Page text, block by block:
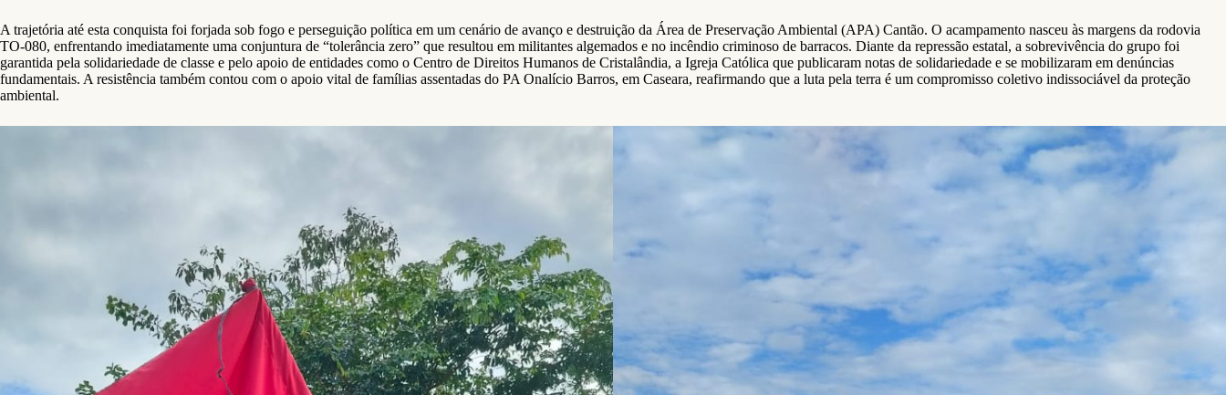
A trajetória até esta conquista foi forjada sob fogo e perseguição política em um cenário de avanço e destruição da Área de Preservação Ambiental (APA) Cantão. O acampamento nasceu às margens da rodovia
TO-080, enfrentando imediatamente uma conjuntura de “tolerância zero” que resultou em militantes algemados e no incêndio criminoso de barracos. Diante da repressão estatal, a sobrevivência do grupo foi
garantida pela solidariedade de classe e pelo apoio de entidades como o Centro de Direitos Humanos de Cristalândia, a Igreja Católica que publicaram notas de solidariedade e se mobilizaram em denúncias
fundamentais. A resistência também contou com o apoio vital de famílias assentadas do PA Onalício Barros, em Caseara, reafirmando que a luta pela terra é um compromisso coletivo indissociável da proteção
ambiental.